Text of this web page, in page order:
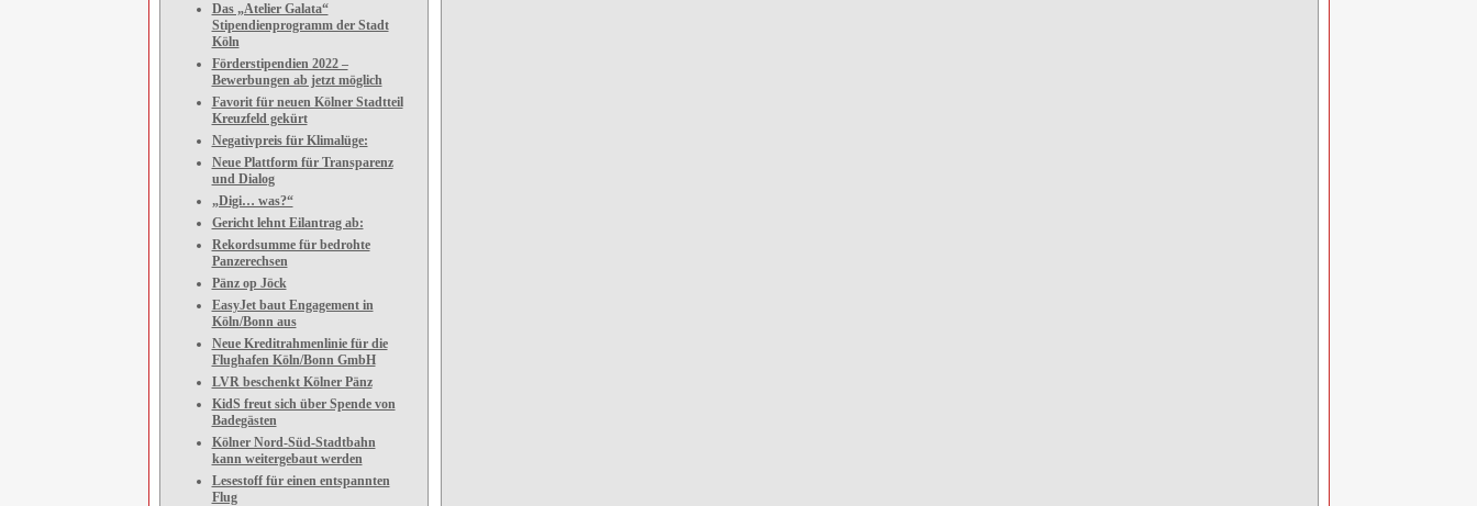
Das „Atelier Galata“
Stipendienprogramm der Stadt
Köln
Förderstipendien 2022 –
Bewerbungen ab jetzt möglich
Favorit für neuen Kölner Stadtteil
Kreuzfeld gekürt
Negativpreis für Klimalüge:
Neue Plattform für Transparenz
und Dialog
„Digi… was?“
Gericht lehnt Eilantrag ab:
Rekordsumme für bedrohte
Panzerechsen
Pänz op Jöck
EasyJet baut Engagement in
Köln/Bonn aus
Neue Kreditrahmenlinie für die
Flughafen Köln/Bonn GmbH
LVR beschenkt Kölner Pänz
KidS freut sich über Spende von
Badegästen
Kölner Nord-Süd-Stadtbahn
kann weitergebaut werden
Lesestoff für einen entspannten
Flug